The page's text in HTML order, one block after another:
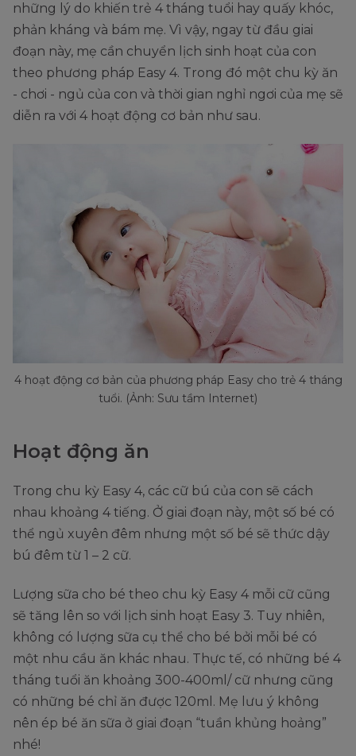
những lý do khiến trẻ 4 tháng tuổi hay quấy khóc,
phản kháng và bám mẹ. Vì vậy, ngay từ đầu giai
đoạn này, mẹ cần chuyển lịch sinh hoạt của con
theo phương pháp Easy 4. Trong đó một chu kỳ ăn
- chơi - ngủ của con và thời gian nghỉ ngơi của mẹ sẽ
diễn ra với 4 hoạt động cơ bản như sau.
4 hoạt động cơ bản của phương pháp Easy cho trẻ 4 tháng
tuổi. (Ảnh: Sưu tầm Internet)
Hoạt động ăn
Trong chu kỳ Easy 4, các cữ bú của con sẽ cách
nhau khoảng 4 tiếng. Ở giai đoạn này, một số bé có
thể ngủ xuyên đêm nhưng một số bé sẽ thức dậy
bú đêm từ 1 – 2 cữ.
Lượng sữa cho bé theo chu kỳ Easy 4 mỗi cữ cũng
sẽ tăng lên so với lịch sinh hoạt Easy 3. Tuy nhiên,
không có lượng sữa cụ thể cho bé bởi mỗi bé có
một nhu cầu ăn khác nhau. Thực tế, có những bé 4
tháng tuổi ăn khoảng 300-400ml/ cữ nhưng cũng
có những bé chỉ ăn được 120ml. Mẹ lưu ý không
nên ép bé ăn sữa ở giai đoạn “tuần khủng hoảng”
nhé!